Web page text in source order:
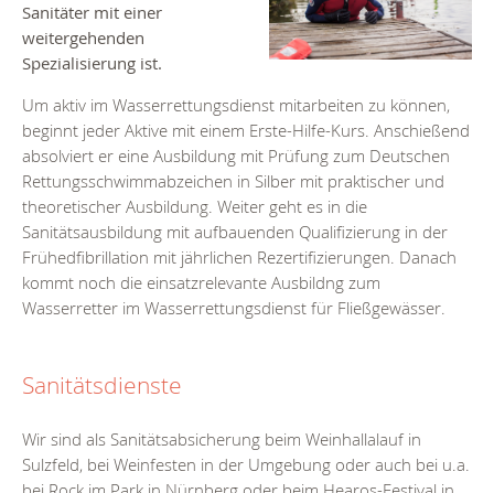
Sanitäter mit einer
weitergehenden
Spezialisierung ist.
Um aktiv im Wasserrettungsdienst mitarbeiten zu können,
beginnt jeder Aktive mit einem Erste-Hilfe-Kurs. Anschießend
absolviert er eine Ausbildung mit Prüfung zum Deutschen
Rettungsschwimmabzeichen in Silber mit praktischer und
theoretischer Ausbildung. Weiter geht es in die
Sanitätsausbildung mit aufbauenden Qualifizierung in der
Frühedfibrillation mit jährlichen Rezertifizierungen. Danach
kommt noch die einsatzrelevante Ausbildng zum
Wasserretter im Wasserrettungsdienst für Fließgewässer.
Sanitätsdienste
Wir sind als Sanitätsabsicherung beim Weinhallalauf in
Sulzfeld, bei Weinfesten in der Umgebung oder auch bei u.a.